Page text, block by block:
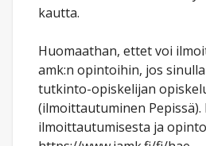
kautta.
Huomaathan, ettet voi
amk:n opintoihin, jos
tutkinto-opiskelijan
(ilmoittautuminen Pepissä).
ilmoittautumisesta ja